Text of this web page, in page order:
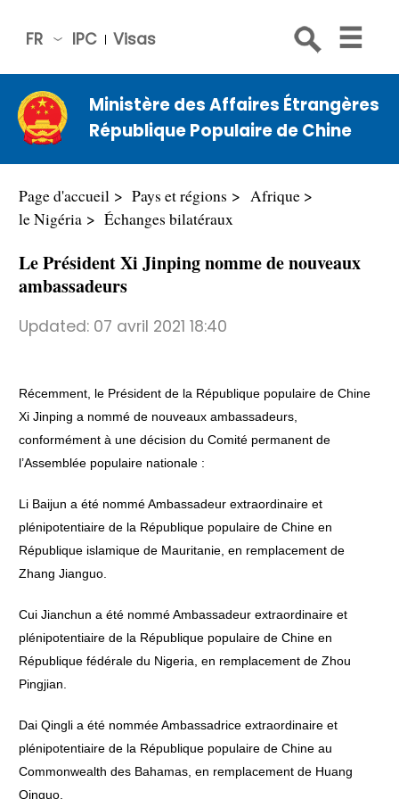
IPC Visas
FR
中文
Engli
sh
Русс
Espa
عربي
Ministère des Affaires Étrangères
République Populaire de Chine
Page d'accueil Pays et régions
Afrique
le Nigéria
Échanges bilatéraux
Le Président Xi Jinping nomme de nouveaux
ambassadeurs
Updated: 07 avril 2021 18:40
Récemment, le Président de la République populaire de Chine
Xi Jinping a nommé de nouveaux ambassadeurs,
conformément à une décision du Comité permanent de
l’Assemblée populaire nationale :
Li Baijun a été nommé Ambassadeur extraordinaire et
plénipotentiaire de la République populaire de Chine en
République islamique de Mauritanie, en remplacement de
Zhang Jianguo.
Cui Jianchun a été nommé Ambassadeur extraordinaire et
plénipotentiaire de la République populaire de Chine en
République fédérale du Nigeria, en remplacement de Zhou
Pingjian.
Dai Qingli a été nommée Ambassadrice extraordinaire et
plénipotentiaire de la République populaire de Chine au
Commonwealth des Bahamas, en remplacement de Huang
Qinguo.